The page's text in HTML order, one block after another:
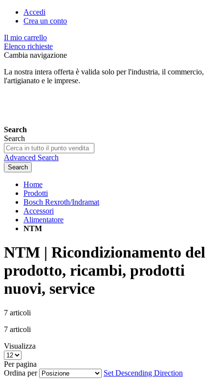
Accedi
Crea un conto
Il mio carrello
Elenco richieste
Cambia navigazione
La nostra intera offerta è valida solo per l'industria, il commercio,
l'artigianato e le imprese.
Search
Search
Advanced Search
Search
Home
Prodotti
Bosch Rexroth/Indramat
Accessori
Alimentatore
NTM
NTM | Ricondizionamento del
prodotto, ricambi, prodotti
nuovi, service
7 articoli
7 articoli
Visualizza
Per pagina
Ordina per
Set Descending Direction